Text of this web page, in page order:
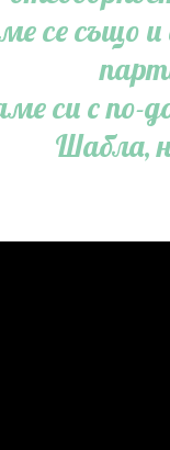
се също
си с по-
Шабла,